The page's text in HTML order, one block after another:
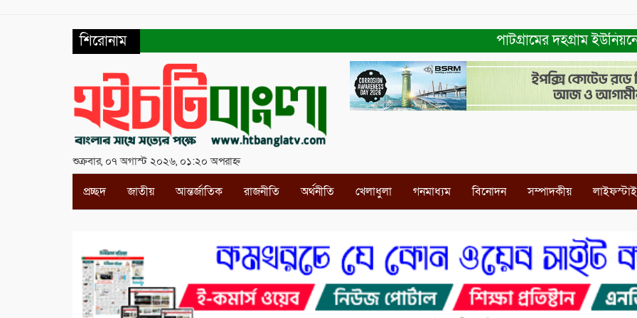
শিরোনাম পাটগ্রামের দহগ্রাম ইউনিয়নের
শুক্রবার, ০৭ অগাস্ট ২০২৬, ০১:২০ অপরাহ্ন
প্রচ্ছদ জাতীয় আন্তর্জাতিক রাজনীতি অর্থনীতি খেলাধুলা গনমাধ্যম বিনোদন সম্পাদকীয়